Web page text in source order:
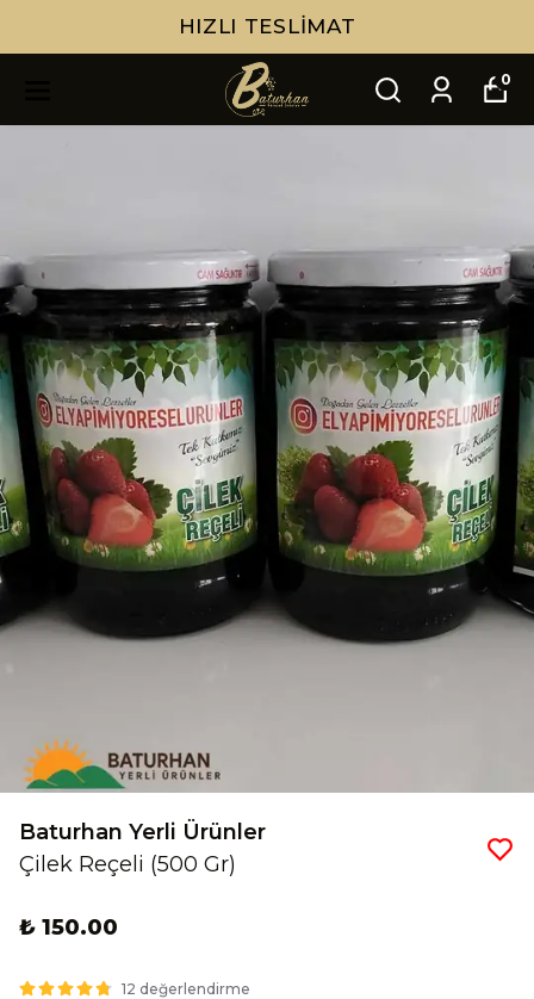
HIZLI TESLIMAT
0
Baturhan Yerli Ürünler
Çilek Reçeli (500 Gr)
₺ 150.00
12 değerlendirme